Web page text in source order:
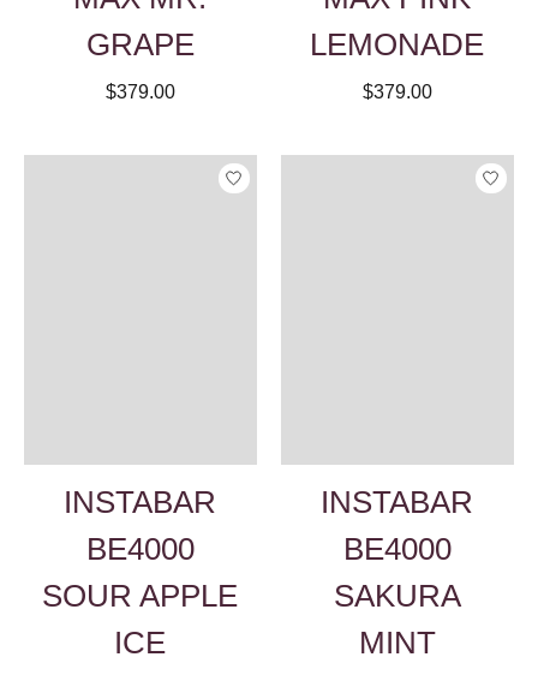
GRAPE
$379.00
LEMONADE
$379.00
INSTABAR
BE4000
SOUR APPLE
ICE
INSTABAR
BE4000
SAKURA
MINT